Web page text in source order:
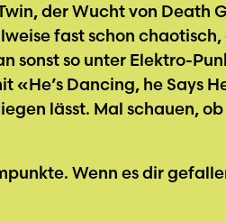
der Wucht von Death
fast schon
sonst so unter Elektro-
Dancing, he Says
lässt. Mal schauen,
Wenn es dir